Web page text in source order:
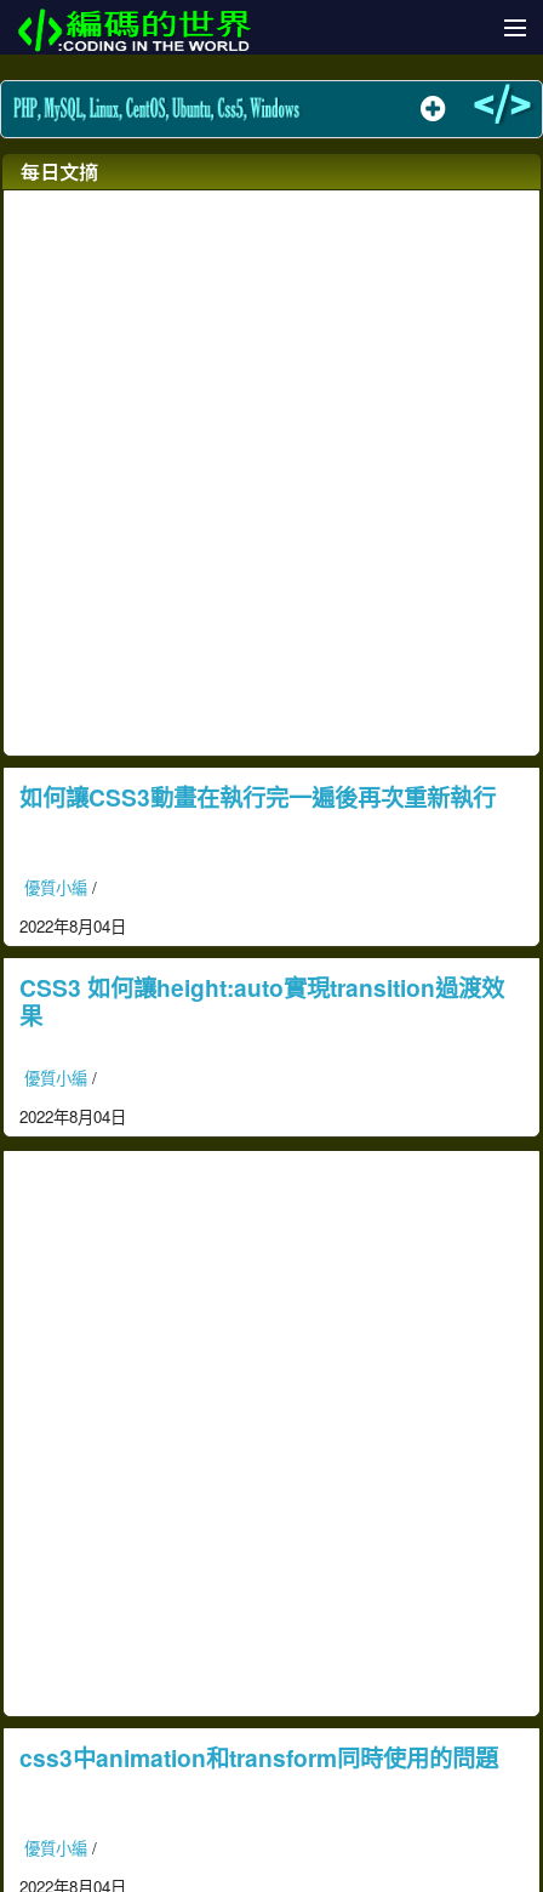
MySQL
Linux
Centos
每日文摘
如何讓CSS3動畫在執行完一遍後再次重新執行
優質小編 /
2022年8月04日
CSS3 如何讓height:auto實現transition過渡效
果
優質小編 /
2022年8月04日
css3中animation和transform同時使用的問題
優質小編 /
2022年8月04日